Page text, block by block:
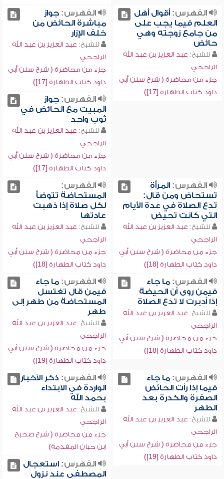
الفهرس:أقوال أهل
العلم فيما يجب على
من جامع زوجته وهي
حائض
للشيخ: عبد العزيز بن عبد الله
الراجحي
جزء من محاضرة ( شرح سنن أبي
داود كتاب الطهارة [17])
الفهرس:جواز
مباشرة الحائض من
خلف الإزار
للشيخ: عبد العزيز بن عبد الله
الراجحي
جزء من محاضرة ( شرح سنن أبي
داود كتاب الطهارة [17])
الفهرس:جواز
المبيت مع الحائض في
ثوب واحد
للشيخ: عبد العزيز بن عبد الله
الراجحي
جزء من محاضرة ( شرح سنن أبي
داود كتاب الطهارة [17])
الفهرس:المرأة
تستحاض ومن قال:
تدع الصلاة في عدة الأيام
التي كانت تحيض
للشيخ: عبد العزيز بن عبد الله
الراجحي
جزء من محاضرة ( شرح سنن أبي
داود كتاب الطهارة [18])
الفهرس:
المستحاضة تتوضأ
لكل صلاة إذا ذهبت
عادتها
للشيخ: عبد العزيز بن عبد الله
الراجحي
جزء من محاضرة ( شرح سنن أبي
داود كتاب الطهارة [18])
الفهرس:ما جاء
فيمن روى أن الحيضة
إذا أدبرت لا تدع الصلاة
للشيخ: عبد العزيز بن عبد الله
الراجحي
جزء من محاضرة ( شرح سنن أبي
داود كتاب الطهارة [18])
الفهرس:ما جاء
فيمن قال تغتسل
المستحاضة من طهر إلى
طهر
للشيخ: عبد العزيز بن عبد الله
الراجحي
جزء من محاضرة ( شرح سنن أبي
داود كتاب الطهارة [19])
الفهرس:ما جاء
فيما إذا رأت الحائض
الصفرة والكدرة بعد
الطهر
للشيخ: عبد العزيز بن عبد الله
الراجحي
جزء من محاضرة ( شرح سنن أبي
داود كتاب الطهارة [19])
الفهرس: ذكر الأخبار
الواردة في الابتداء
بحمد الله
للشيخ: عبد العزيز بن عبد الله
الراجحي
جزء من محاضرة ( شرح صحيح
ابن حبان المقدمة)
الفهرس:استعجال
المصطفى عند نزول